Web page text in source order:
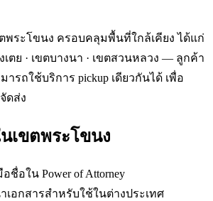
พระโขนง ครอบคลุมพื้นที่ใกล้เคียง ได้แก่
ตย · เขตบางนา · เขตสวนหลวง — ลูกค้า
ารถใช้บริการ pickup เดียวกันได้ เพื่อ
ดส่ง
เขตพระโขนง
ชื่อใน Power of Attorney
เอกสารสำหรับใช้ในต่างประเทศ